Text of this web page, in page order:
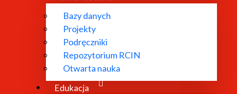
Bazy danych
Projekty
Podręczniki
Repozytorium RCIN
Otwarta nauka
Edukacja
w roku 2000 pod kierunkiem prof. dr hab. Janusza
z Instytutem.